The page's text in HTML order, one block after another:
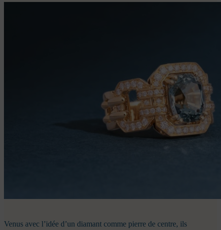
Venus avec l’idée d’un diamant comme pierre de centre, ils